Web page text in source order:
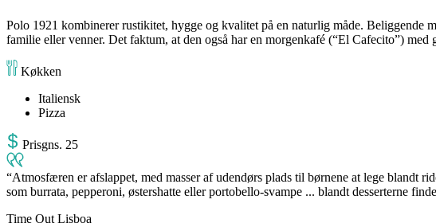
Polo 1921 kombinerer rustikitet, hygge og kvalitet på en naturlig måde.
familie eller venner. Det faktum, at den også har en morgenkafé (“El Cafecito”)
Køkken
Italiensk
Pizza
Prisgns. 25
Atmosfæren er afslappet, med masser af udendørs plads til børnene at lege blandt
som burrata, pepperoni, østershatte eller portobello-svampe ... blandt desserterne
Time Out Lisboa